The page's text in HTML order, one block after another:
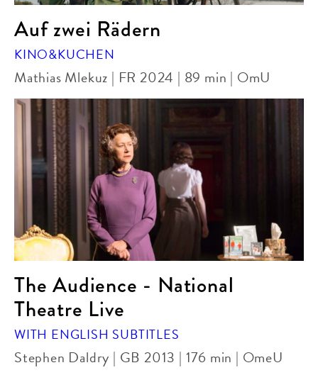
Auf zwei Rädern
KINO&KUCHEN
Mathias Mlekuz | FR 2024 | 89 min | OmU
The Audience - National
Theatre Live
WITH ENGLISH SUBTITLES
Stephen Daldry | GB 2013 | 176 min | OmeU